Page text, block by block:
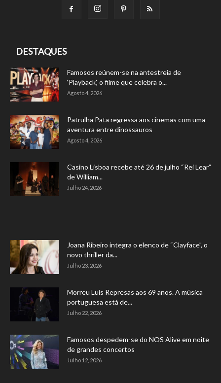
DESTAQUES
Famosos reúnem-se na antestreia de
‘Playback’, o filme que celebra o...
Agosto 4, 2026
Patrulha Pata regressa aos cinemas com uma
aventura entre dinossauros
Agosto 4, 2026
Casino Lisboa recebe até 26 de julho “Rei Lear”
de William...
Julho 24, 2026
Joana Ribeiro integra o elenco de “Clayface”, o
novo thriller da...
Julho 23, 2026
Morreu Luís Represas aos 69 anos. A música
portuguesa está de...
Julho 22, 2026
Famosos despedem-se do NOS Alive em noite
de grandes concertos
Julho 12, 2026